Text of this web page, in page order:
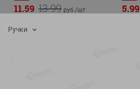
13.99
11.59 руб./шт
Местное Известное 99%
5.99
Ручки